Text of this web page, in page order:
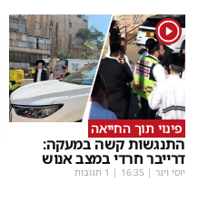
1
פינוי תוך החייאה
התנגשות קשה במעקה:
דרייבר חרדי במצב אנוש
יוסי וינר |
16:35 | 1 תגובות